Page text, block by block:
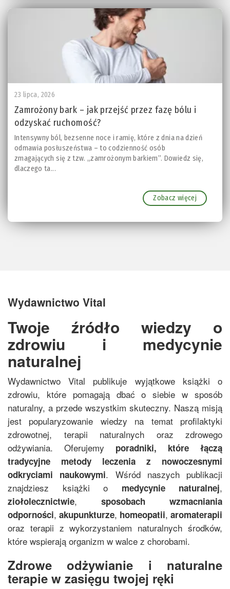
23 lipca, 2026
Zamrożony bark – jak przejść przez fazę bólu i
odzyskać ruchomość?
Intensywny ból, bezsenne noce i ramię, które z dnia na dzień
odmawia posłuszeństwa – to codzienność osób
zmagających się z tzw. „zamrożonym barkiem”. Dowiedz się,
dlaczego ta...
Zobacz więcej
Wydawnictwo Vital
Twoje źródło wiedzy o
zdrowiu i medycynie
naturalnej
Wydawnictwo Vital publikuje wyjątkowe książki o
zdrowiu, które pomagają dbać o siebie w sposób
naturalny, a przede wszystkim skuteczny. Naszą misją
jest popularyzowanie wiedzy na temat profilaktyki
zdrowotnej, terapii naturalnych oraz zdrowego
odżywiania. Oferujemy poradniki, które łączą
tradycyjne metody leczenia z nowoczesnymi
odkryciami naukowymi. Wśród naszych publikacji
znajdziesz książki o medycynie naturalnej,
ziołolecznictwie, sposobach wzmacniania
odporności, akupunkturze, homeopatii, aromaterapii
oraz terapii z wykorzystaniem naturalnych środków,
które wspierają organizm w walce z chorobami.
Zdrowe odżywianie i naturalne
terapie w zasięgu twojej ręki